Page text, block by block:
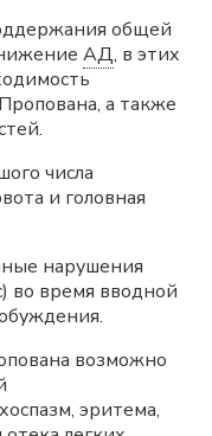
общей
АД, в этих
а также
числа
и головная
нарушения
во время вводной
возможно
эритема,